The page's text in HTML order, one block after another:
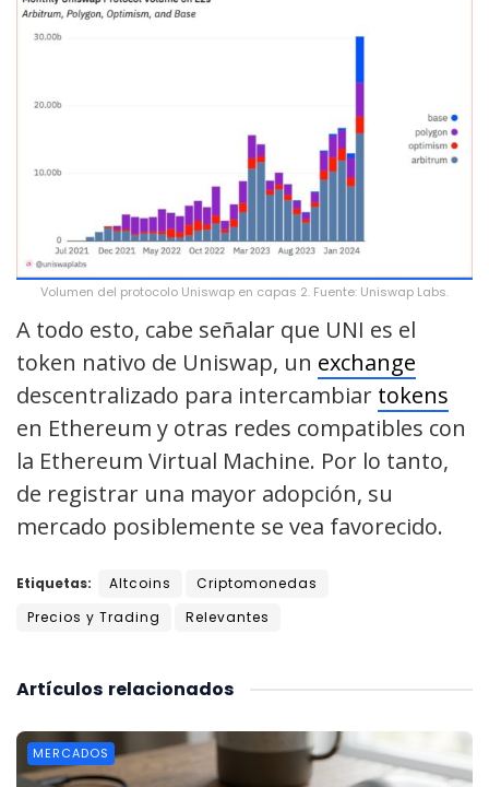
Volumen del protocolo Uniswap en capas 2. Fuente: Uniswap Labs.
A todo esto, cabe señalar que UNI es el
token nativo de Uniswap, un exchange
descentralizado para intercambiar tokens
en Ethereum y otras redes compatibles con
la Ethereum Virtual Machine. Por lo tanto,
de registrar una mayor adopción, su
mercado posiblemente se vea favorecido.
Etiquetas: Altcoins
Criptomonedas
Precios y Trading
Relevantes
relacionados
Artículos
MERCADOS